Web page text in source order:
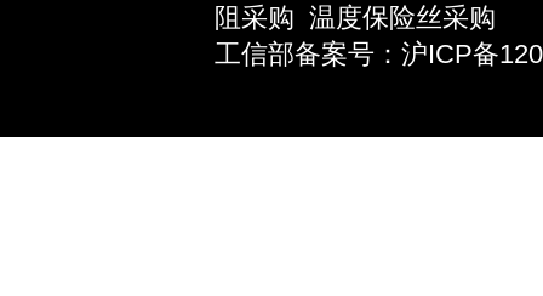
阻采购 温度保险丝采购
工信部备案号：沪ICP备